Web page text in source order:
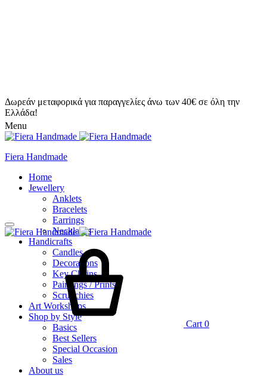
Δωρεάν μεταφορικά για παραγγελίες άνω των 40€ σε όλη την
Ελλάδα!
Menu
Fiera Handmade
Home
Jewellery
Anklets
Bracelets
Earrings
Necklaces
Handicrafts
Candles
Decorations
Key Chains
Paintings / Prints
Scrunchies
Art Workshops
Shop by Style
Basics
Best Sellers
Special Occasion
Sales
About us
Cart 0